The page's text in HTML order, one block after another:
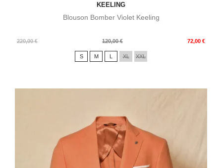
KEELING
Blouson Bomber Violet Keeling
220,00 €
Prix
120,00 € 72,00 €
Prix
S M L XL XXL